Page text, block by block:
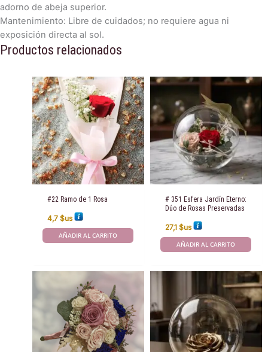
adorno de abeja superior.
​Mantenimiento: Libre de cuidados; no requiere agua ni
exposición directa al sol.
Productos relacionados
#22 Ramo de 1 Rosa
4,7$us
AÑADIR AL CARRITO
# 351 Esfera Jardín Eterno:
Dúo de Rosas Preservadas
27,1$us
AÑADIR AL CARRITO